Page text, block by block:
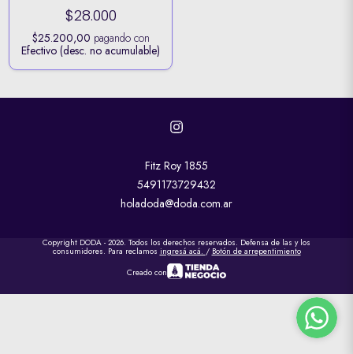
$28.000
$25.200,00 pagando con
Efectivo (desc. no acumulable)
Fitz Roy 1855
5491173729432
holadoda@doda.com.ar
Copyright DODA - 2026. Todos los derechos reservados. Defensa de las y los
consumidores. Para reclamos ingresá acá. / Botón de arrepentimiento
Creado con